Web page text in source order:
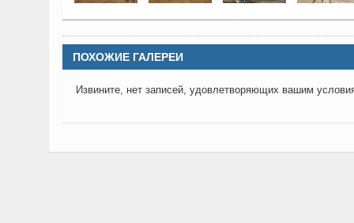
ПОХОЖИЕ ГАЛЕРЕИ
Извините, нет записей, удовлетворяющих вашим